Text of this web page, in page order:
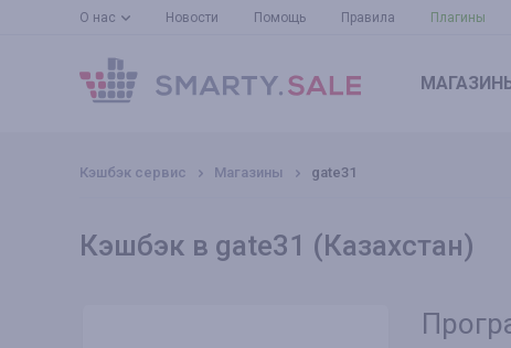
О нас Новости Помощь Правила Плагины
Кэшбэк сервис Магазины gate31
Кэшбэк в gate31 (Казахстан)